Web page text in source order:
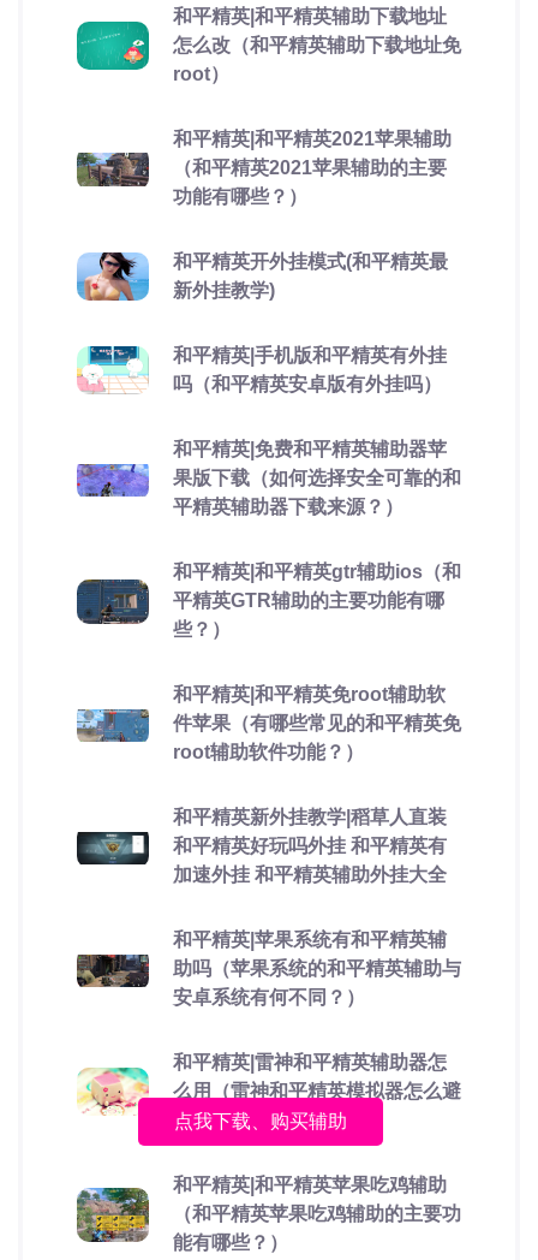
和平精英|和平精英辅助下载地址
怎么改（和平精英辅助下载地址免
root）
和平精英|和平精英2021苹果辅助
（和平精英2021苹果辅助的主要
功能有哪些？）
和平精英开外挂模式(和平精英最
新外挂教学)
和平精英|手机版和平精英有外挂
吗（和平精英安卓版有外挂吗）
和平精英|免费和平精英辅助器苹
果版下载（如何选择安全可靠的和
平精英辅助器下载来源？）
和平精英|和平精英gtr辅助ios（和
平精英GTR辅助的主要功能有哪
些？）
和平精英|和平精英免root辅助软
件苹果（有哪些常见的和平精英免
root辅助软件功能？）
和平精英新外挂教学|稻草人直装
和平精英好玩吗外挂 和平精英有
加速外挂 和平精英辅助外挂大全
和平精英|苹果系统有和平精英辅
助吗（苹果系统的和平精英辅助与
安卓系统有何不同？）
和平精英|雷神和平精英辅助器怎
么用（雷神和平精英模拟器怎么避
免检测）
和平精英|和平精英苹果吃鸡辅助
（和平精英苹果吃鸡辅助的主要功
能有哪些？）
点我下载、购买辅助